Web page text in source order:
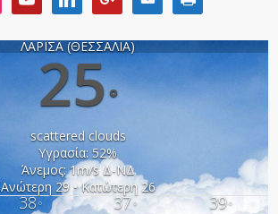
ΛΑΡΙΣΑ (ΘΕΣΣΑΛΙΑ)
25°
scattered clouds
Υγρασία: 52%
Άνεμος: 1m/s Δ-ΝΔ
Ανώτερη 29 • Κατώτερη 26
38° 37° 39°